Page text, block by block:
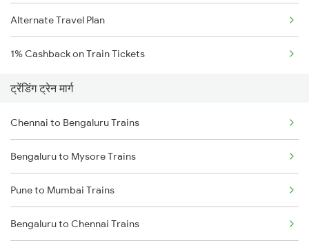
Alternate Travel Plan
1% Cashback on Train Tickets
ट्रेंडिंग ट्रेन मार्ग
Chennai to Bengaluru Trains
Bengaluru to Mysore Trains
Pune to Mumbai Trains
Bengaluru to Chennai Trains